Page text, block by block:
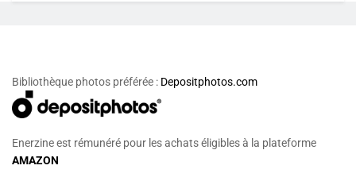
Bibliothèque photos préférée : Depositphotos.com
Enerzine est rémunéré pour les achats éligibles à la plateforme
AMAZON